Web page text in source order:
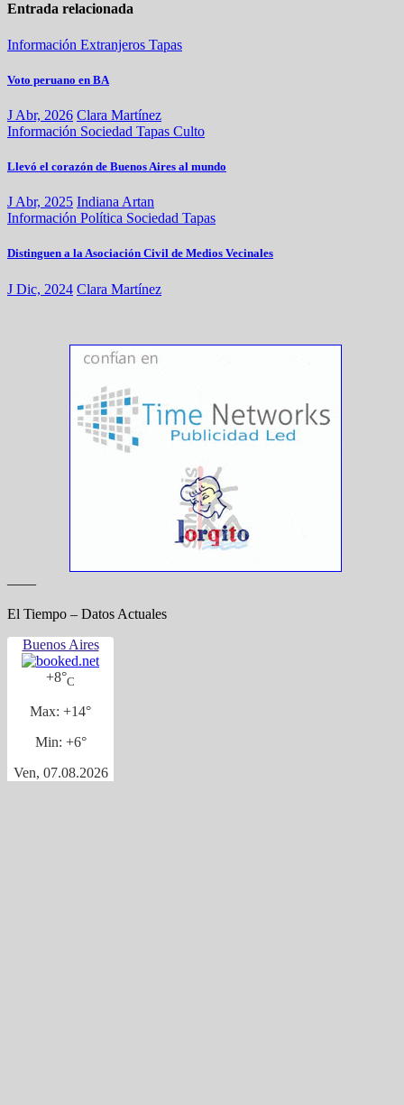
Entrada relacionada
Información Extranjeros Tapas
Voto peruano en BA
J Abr, 2026 Clara Martínez
Información Sociedad Tapas Culto
Llevó el corazón de Buenos Aires al mundo
J Abr, 2025 Indiana Artan
Información Política Sociedad Tapas
Distinguen a la Asociación Civil de Medios Vecinales
J Dic, 2024 Clara Martínez
——
El Tiempo – Datos Actuales
Buenos Aires
+8°C
Max: +14°
Min: +6°
Ven, 07.08.2026